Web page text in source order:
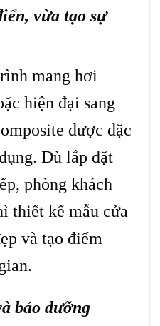
vừa tạo sự
mang hơi
hiện đại sang
được đặc
Dù lắp đặt
phòng khách
thiết kế mẫu cửa
và tạo điểm
bảo dưỡng